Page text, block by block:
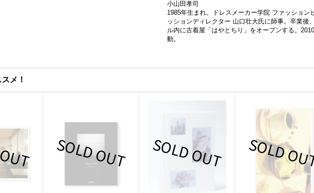
小山田孝司
1985年生まれ。ドレスメーカー学院 ファッション
ッションディレクター 山口壮大氏に師事。卒業後
ル内に古着屋「はやとちり」をオープンする。
動。
メ！